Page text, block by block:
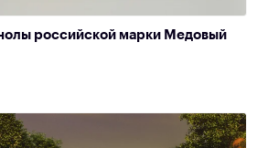
российской марки Медовый